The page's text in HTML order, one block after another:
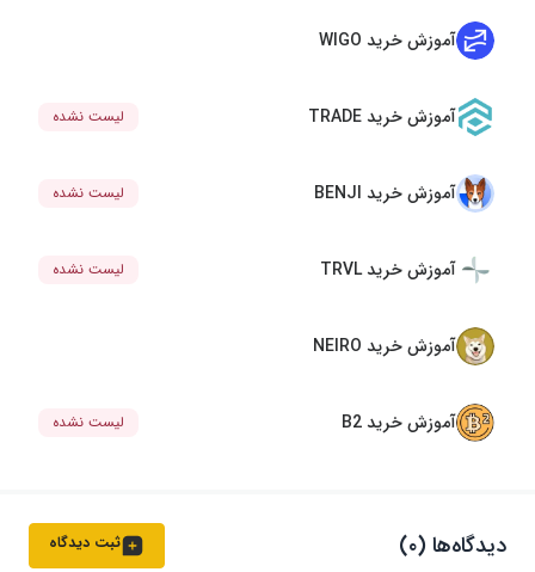
آموزش خرید WIGO
آموزش خرید TRADE لیست نشده
آموزش خرید BENJI لیست نشده
آموزش خرید TRVL لیست نشده
آموزش خرید NEIRO
آموزش خرید B2 لیست نشده
دیدگاه‌ها (۰) ثبت دیدگاه